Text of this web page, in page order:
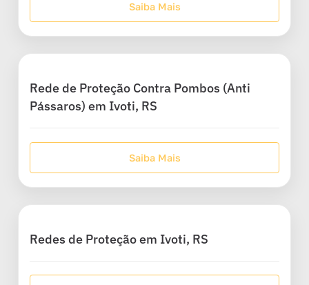
Saiba Mais
Rede de Proteção Contra Pombos (Anti
Pássaros) em Ivoti, RS
Saiba Mais
Redes de Proteção em Ivoti, RS